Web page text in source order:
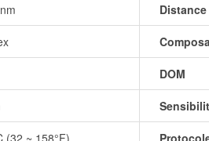
DOM
(32 ~ 158°F)